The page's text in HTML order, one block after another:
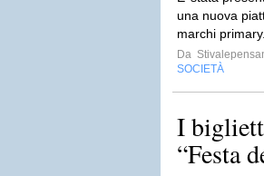
una nuova
marchi primary.
Da
SOCIETÀ
I
“Festa